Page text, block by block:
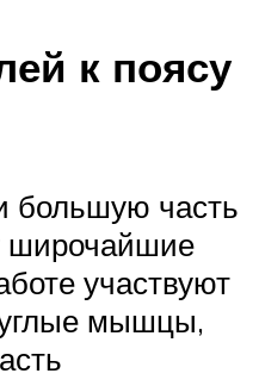
к поясу
большую часть
широчайшие
участвуют
мышцы,